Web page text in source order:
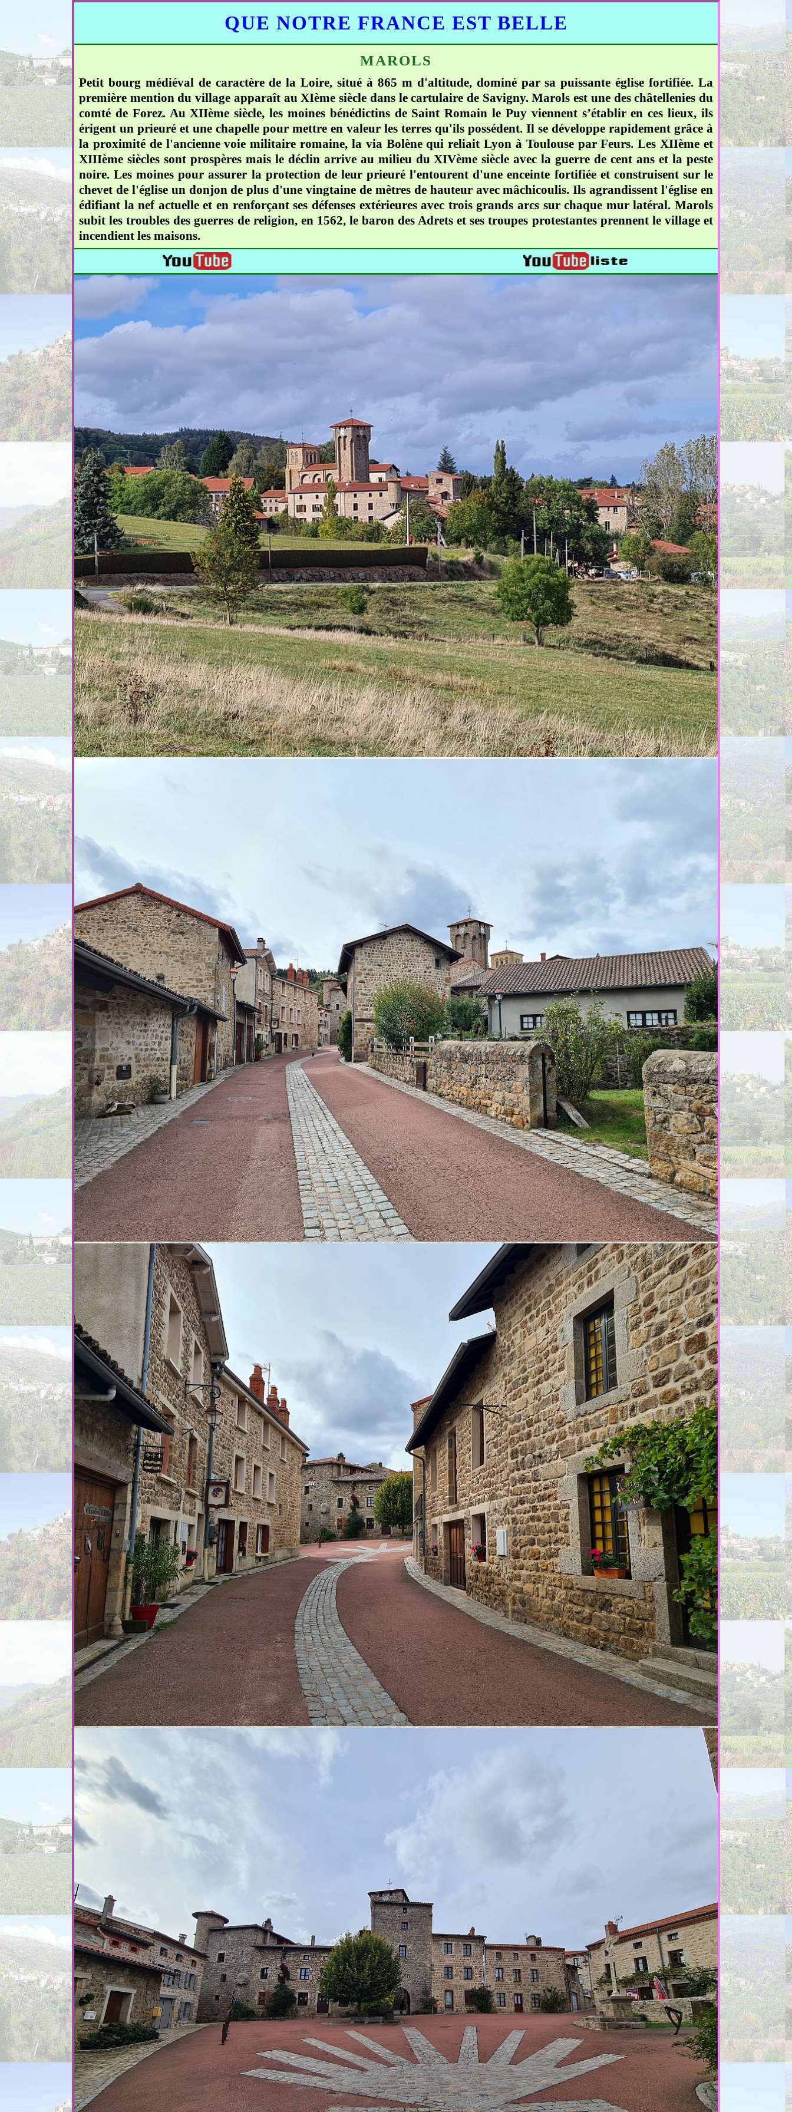
QUE NOTRE FRANCE EST BELLE
MAROLS
Petit bourg médiéval de caractère de la Loire, situé à 865 m d'altitude, dominé par sa puissante église fortifiée. La
première mention du village apparaît au XIème siècle dans le cartulaire de Savigny. Marols est une des châtellenies du
comté de Forez. Au XIIème siècle, les moines bénédictins de Saint Romain le Puy viennent s’établir en ces lieux, ils
érigent un prieuré et une chapelle pour mettre en valeur les terres qu'ils possédent. Il se développe rapidement grâce à
la proximité de l'ancienne voie militaire romaine, la via Bolène qui reliait Lyon à Toulouse par Feurs. Les XIIème et
XIIIème siècles sont prospères mais le déclin arrive au milieu du XIVème siècle avec la guerre de cent ans et la peste
noire. Les moines pour assurer la protection de leur prieuré l'entourent d'une enceinte fortifiée et construisent sur le
chevet de l'église un donjon de plus d'une vingtaine de mètres de hauteur avec mâchicoulis. Ils agrandissent l'église en
édifiant la nef actuelle et en renforçant ses défenses extérieures avec trois grands arcs sur chaque mur latéral. Marols
subit les troubles des guerres de religion, en 1562, le baron des Adrets et ses troupes protestantes prennent le village et
incendient les maisons.